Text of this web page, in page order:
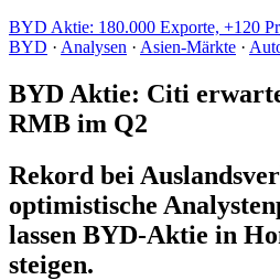
BYD Aktie: 180.000 Exporte, +120
BYD · Analysen · Asien-Märkte ·
BYD Aktie: Citi
RMB im Q2
Rekord bei
optimistische
lassen BYD-Aktie in
steigen.